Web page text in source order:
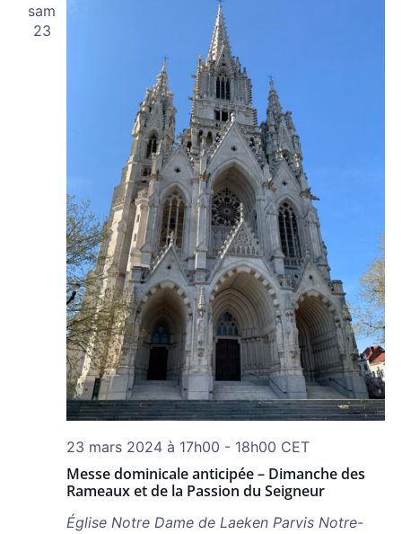
sam
23
Messe dominicale anticipée – Dimanche des
Rameaux et de la Passion du Seigneur
23 mars 2024 à 17h00 - 18h00 CET
Église Notre Dame de Laeken Parvis Notre-